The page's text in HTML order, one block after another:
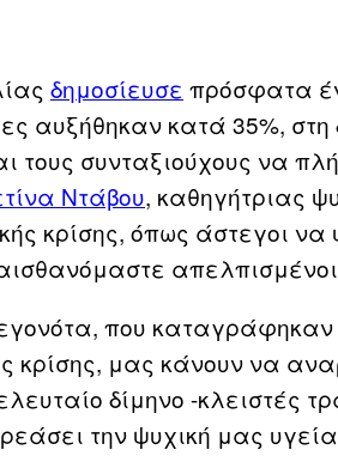
δημοσίευσε πρόσφατα
αυξήθηκαν κατά 35%, στη
τους συνταξιούχους να
Ντάβου, καθηγήτριας
κρίσης, όπως άστεγοι
που καταγράφηκαν
κρίσης, μας κάνουν να
δίμηνο -κλειστές
την ψυχική μας